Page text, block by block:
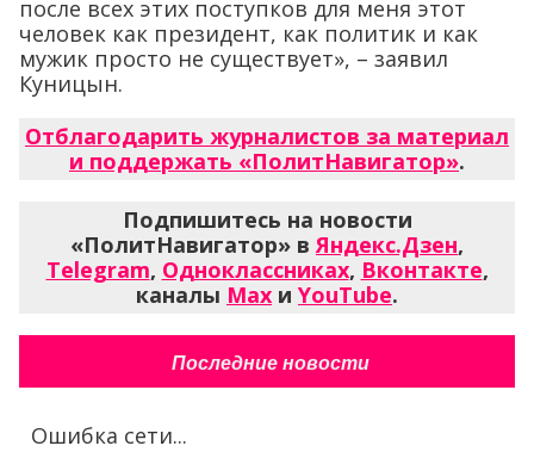
после всех этих поступков для меня этот
человек как президент, как политик и как
мужик просто не существует», – заявил
Куницын.
Отблагодарить журналистов за материал
и поддержать «ПолитНавигатор».
Подпишитесь на новости
«ПолитНавигатор» вЯндекс.Дзен,
Telegram, Одноклассниках, Вконтакте,
каналы Max и YouTube.
Последние новости
Ошибка сети...